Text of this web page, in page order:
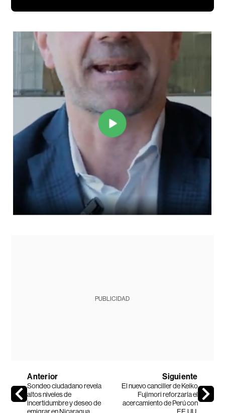
PUBLICIDAD
Anterior
Sondeo ciudadano revela
altos niveles de
incertidumbre y deseo de
emigrar en Nicaragua
Siguiente
El nuevo canciller de Keiko
Fujimori reforzaría el
acercamiento de Perú con
EE.UU.